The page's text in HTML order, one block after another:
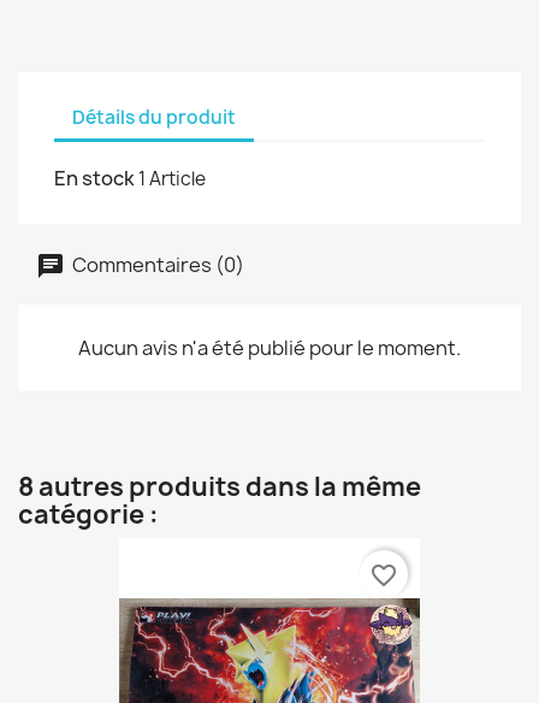
Détails du produit
En stock1 Article
Commentaires (0)
Aucun avis n'a été publié pour le moment.
8 autres produits dans la même
catégorie :
favorite_border